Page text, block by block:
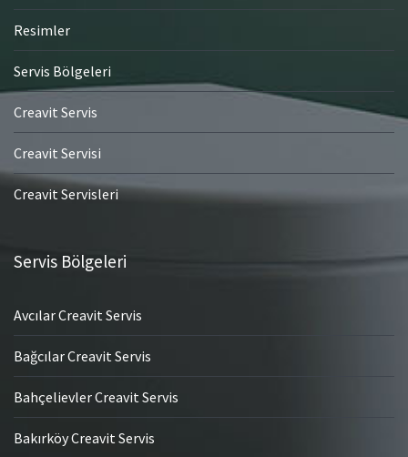
Resimler
Servis Bölgeleri
Creavit Servis
Creavit Servisi
Creavit Servisleri
Servis Bölgeleri
Avcılar Creavit Servis
Bağcılar Creavit Servis
Bahçelievler Creavit Servis
Bakırköy Creavit Servis